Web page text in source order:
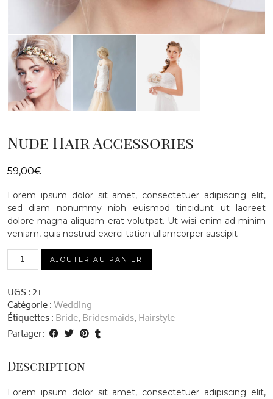
Nude Hair Accessories
59,00€
Lorem ipsum dolor sit amet, consectetuer adipiscing elit,
sed diam nonummy nibh euismod tincidunt ut laoreet
dolore magna aliquam erat volutpat. Ut wisi enim ad minim
veniam, quis nostrud exerci tation ullamcorper suscipit
quantité
de
Hair
Accessories
AJOUTER AU PANIER
UGS :21
Catégorie :Wedding
Étiquettes : Bride, Bridesmaids, Hairstyle
Partager:
Description
Lorem ipsum dolor sit amet, consectetuer adipiscing elit,